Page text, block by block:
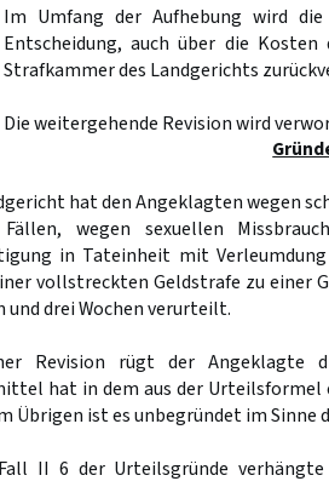
Im Umfang der Aufhebung wird
Entscheidung, auch über die
Strafkammer des Landgerichts
Die weitergehende Revision wird
hat den Angeklagten wegen
wegen sexuellen
in Tateinheit mit
vollstreckten Geldstrafe zu einer
und drei Wochen verurteilt.
Revision rügt der Angeklagte
hat in dem aus der Urteilsformel
Übrigen ist es unbegründet im Sinne
II 6 der Urteilsgründe